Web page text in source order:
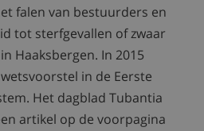
falen van bestuurders en
tot sterfgevallen of zwaar
Haaksbergen. In 2015
in de Eerste
Het dagblad Tubantia
artikel op de voorpagina